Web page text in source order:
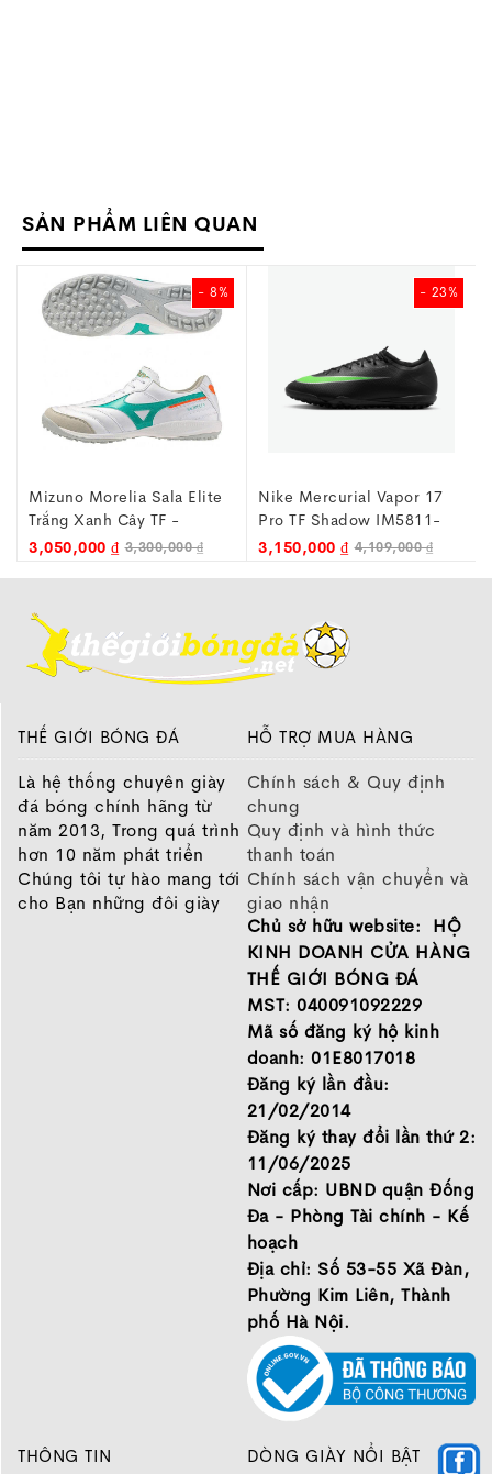
SẢN PHẨM LIÊN QUAN
- 23%
Nike Mercurial Vapor 17
Pro TF Shadow IM5811-
001
3,150,000 ₫ 4,109,000 ₫
- 12%
Nike Phantom 6 Academy
Low Cut TF Breakout
IQ2399-900
2,190,000 ₫ 2,500,000 ₫
THẾ GIỚI BÓNG ĐÁ
Là hệ thống chuyên giày
đá bóng chính hãng từ
năm 2013, Trong quá trình
hơn 10 năm phát triển
Chúng tôi tự hào mang tới
cho Bạn những đôi giày
HỖ TRỢ MUA HÀNG
Chính sách & Quy định
chung
Quy định và hình thức
thanh toán
Chính sách vận chuyển và
giao nhận
Chính sách bảo hành
Chính sách bảo mật thông
tin
Chủ sở hữu website: HỘ
KINH DOANH CỬA HÀNG
THẾ GIỚI BÓNG ĐÁ
MST: 040091092229
Mã số đăng ký hộ kinh
doanh: 01E8017018
Đăng ký lần đầu:
21/02/2014
Đăng ký thay đổi lần thứ 2:
11/06/2025
Nơi cấp: UBND quận Đống
Đa - Phòng Tài chính - Kế
hoạch
Địa chỉ: Số 53-55 Xã Đàn,
Phường Kim Liên, Thành
phố Hà Nội.
THÔNG TIN DÒNG GIÀY NỔI BẬT